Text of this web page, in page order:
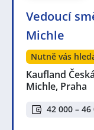
Vedoucí
Michle
Nutně vás
Kaufland
Michle, Praha
42 000 – 46